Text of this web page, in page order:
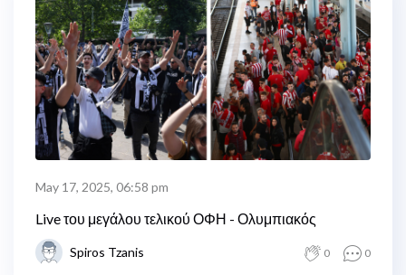
May 17, 2025, 06:58 pm
Live του μεγάλου τελικού ΟΦΗ - Ολυμπιακός
Spiros Tzanis 0 0